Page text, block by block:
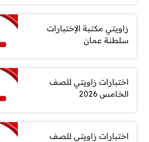
زاويتي مكتبة الإختبارات
سلطنة عمان
اختبارات زاويتي للصف
الخامس 2026
اختبارات زاويتي للصف